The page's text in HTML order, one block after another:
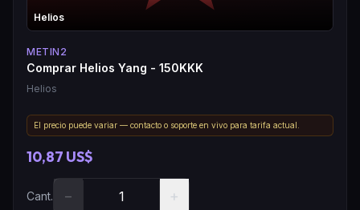
Helios
METIN2
Comprar Helios Yang - 150KKK
Helios
El precio puede variar — contacto o soporte en vivo para tarifa actual.
10,87 US$
Cant. − +